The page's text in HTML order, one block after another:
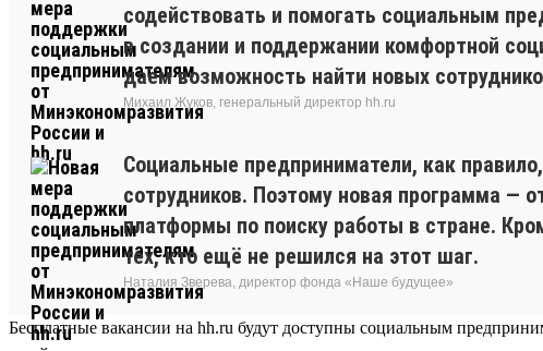
содействовать и помогать социальным
в создании и поддержании комфортной
даём возможность найти новых
Михаил Жуков, генеральный директор hh.ru
Социальные предприниматели, как
сотрудников. Поэтому новая программа —
платформы по поиску работы в стране.
тех, кто ещё не решился на этот шаг.
Наталия Зверева, директор фонда «Наше будущее»
Бесплатные вакансии на hh.ru будут доступны социальным